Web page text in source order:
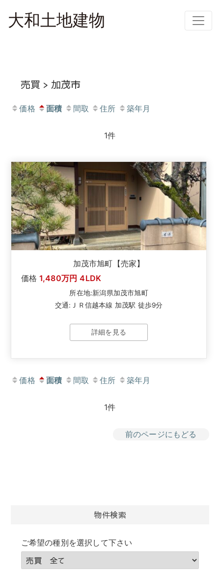
売買 > 加茂市
価格 面積 間取 住所 築年月
1件
加茂市旭町【売家】
価格 1,480万円 4LDK
所在地:新潟県加茂市旭町
交通:ＪＲ信越本線 加茂駅 徒歩9分
詳細を見る
価格 面積 間取 住所 築年月
1件
前のページにもどる
物件検索
ご希望の種別を選択して下さい